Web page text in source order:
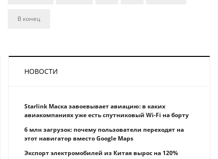
В конец
НОВОСТИ
Starlink Маска завоевывает авиацию: в каких
авиакомпаниях уже есть спутниковый Wi-Fi на борту
6 млн загрузок: почему пользователи переходят на
этот навигатор вместо Google Maps
Экспорт электромобилей из Китая вырос на 120%